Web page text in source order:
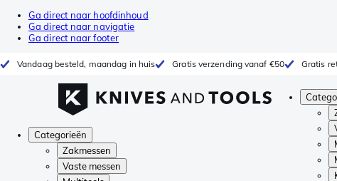
Ga direct naar hoofdinhoud
Ga direct naar navigatie
Ga direct naar footer
Vandaag besteld, maandag in huis Gratis verzending vanaf €50 Gratis
Categorieën
Zakmessen
Vaste messen